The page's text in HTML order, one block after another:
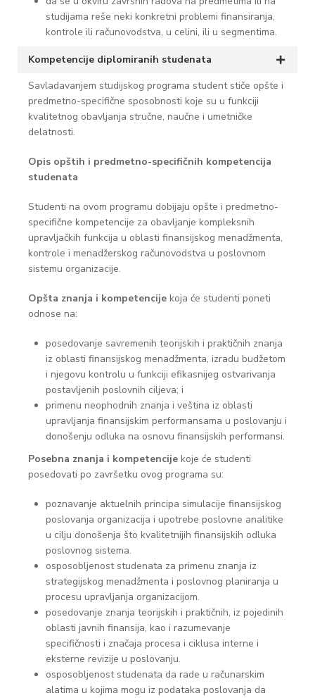
studijama reše neki konkretni problemi finansiranja,
kontrole ili računovodstva, u celini, ili u segmentima.
Kompetencije diplomiranih studenata
Savladavanjem studijskog programa student stiče opšte i
predmetno-specifične sposobnosti koje su u funkciji
kvalitetnog obavljanja stručne, naučne i umetničke
delatnosti.
Opis opštih i predmetno-specifičnih kompetencija
studenata
Studenti na ovom programu dobijaju opšte i predmetno-
specifične kompetencije za obavljanje kompleksnih
upravljačkih funkcija u oblasti finansijskog menadžmenta,
kontrole i menadžerskog računovodstva u poslovnom
sistemu organizacije.
Opšta znanja i kompetencije koja će studenti poneti
odnose na:
posedovanje savremenih teorijskih i praktičnih znanja
iz oblasti finansijskog menadžmenta, izradu budžetom
i njegovu kontrolu u funkciji efikasnijeg ostvarivanja
postavljenih poslovnih ciljeva; i
primenu neophodnih znanja i veština iz oblasti
upravljanja finansijskim performansama u poslovanju i
donošenju odluka na osnovu finansijskih performansi.
Posebna znanja i kompetencije koje će studenti
posedovati po završetku ovog programa su:
poznavanje aktuelnih principa simulacije finansijskog
poslovanja organizacija i upotrebe poslovne analitike
u cilju donošenja što kvalitetnijih finansijskih odluka
poslovnog sistema.
osposobljenost studenata za primenu znanja iz
strategijskog menadžmenta i poslovnog planiranja u
procesu upravljanja organizacijom.
posedovanje znanja teorijskih i praktičnih, iz pojedinih
oblasti javnih finansija, kao i razumevanje
specifičnosti i značaja procesa i ciklusa interne i
eksterne revizije u poslovanju.
osposobljenost studenata da rade u računarskim
alatima u kojima mogu iz podataka poslovanja da